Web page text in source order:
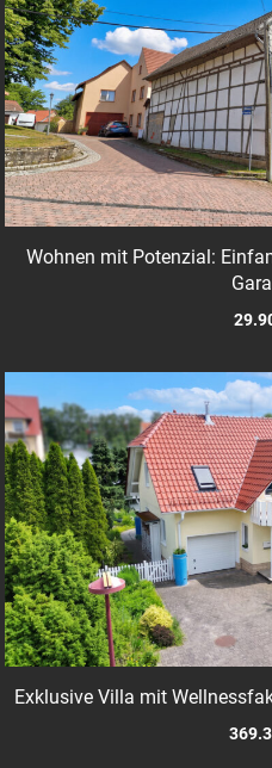
Wohnen mit Potenzial:
Exklusive Villa mit